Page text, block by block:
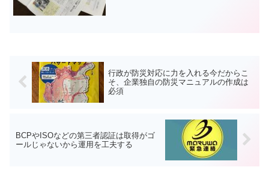
行政が防災対応に力を入れる今だからこ
そ、企業独自の防災マニュアルの作成は
必須
BCPやISOなどの第三者認証は取得がゴ
ールじゃないから運用を工夫する